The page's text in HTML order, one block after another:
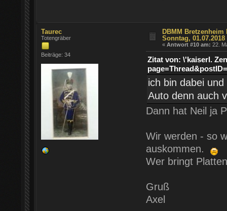
Taurec
Totengräber
Beiträge: 34
DBMM Bretzenheim
Sonntag, 01.07.2018
«Antwort #10 am: 22.
Zitat von: \'kaiserl.
ich bin dabei
Auto denn auch
Dann hat Neil ja
Wir werden - so
auskommen.
Wer bringt
Gruß
Axel